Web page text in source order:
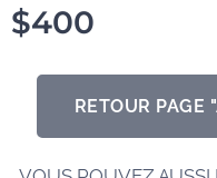
$400
RETOUR PAGE